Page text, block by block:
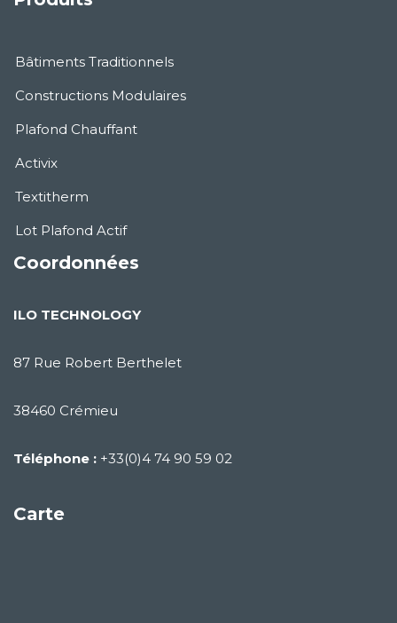
Bâtiments Traditionnels
Constructions Modulaires
Plafond Chauffant
Activix
Textitherm
Lot Plafond Actif
Coordonnées
ILO TECHNOLOGY
87 Rue Robert Berthelet
38460 Crémieu
Téléphone : +33(0)4 74 90 59 02
Carte